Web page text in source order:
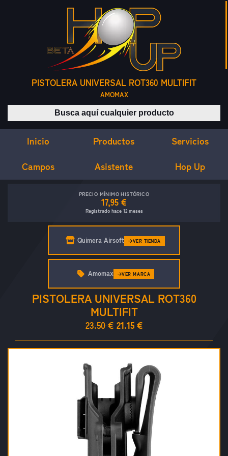
PISTOLERA UNIVERSAL ROT360 MULTIFIT
AMOMAX
Buscar productos
Inicio Productos Servicios
Campos Asistente Hop Up
PRECIO MÍNIMO HISTÓRICO
17,95 €
Registrado hace 12 meses
Quimera Airsoft VER TIENDA
PISTOLERA UNIVERSAL ROT360
MULTIFIT
23.50 € 21.15 €
Amomax VER MARCA